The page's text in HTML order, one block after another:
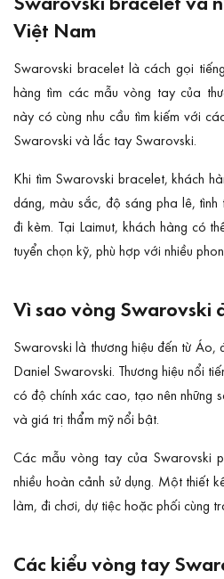
Việt Nam
Swarovski bracelet là cách gọi
hàng tìm các mẫu vòng tay của
này có cùng nhu cầu tìm kiếm với
Swarovski và lắc tay Swarovski.
Khi tìm Swarovski bracelet, khách
dáng, màu sắc, độ sáng pha lê, tình
đi kèm. Tại Laimut, khách hàng có
tuyển chọn kỹ, phù hợp với nhiều
Vì sao vòng Swarovski
Swarovski là thương hiệu đến từ Áo,
Daniel Swarovski. Thương hiệu nổi
có độ chính xác cao, tạo nên những
và giá trị thẩm mỹ nổi bật.
Các mẫu vòng tay của Swarovski
nhiều hoàn cảnh sử dụng. Một thiết
làm, đi chơi, dự tiệc hoặc phối cùng
Các kiểu vòng tay